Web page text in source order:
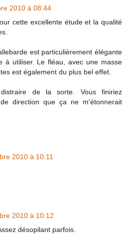
2010 à 08:44
cette excellente étude et la qualité
est particulièrement élégante
à utiliser. Le fléau, avec une masse
est également du plus bel effet.
de la sorte. Vous finiriez
direction que ça ne m'étonnerait
2010 à 10:11
2010 à 10:12
désopilant parfois.